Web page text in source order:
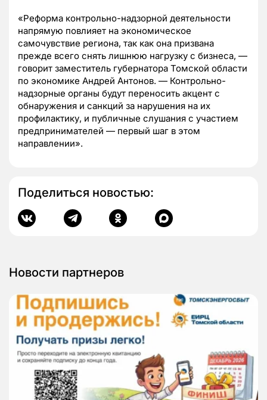
«Реформа контрольно-надзорной деятельности
напрямую повлияет на экономическое
самочувствие региона, так как она призвана
прежде всего снять лишнюю нагрузку с бизнеса, —
говорит заместитель губернатора Томской области
по экономике Андрей Антонов. — Контрольно-
надзорные органы будут переносить акцент с
обнаружения и санкций за нарушения на их
профилактику, и публичные слушания с участием
предпринимателей — первый шаг в этом
направлении».
Поделиться новостью:
Новости партнеров